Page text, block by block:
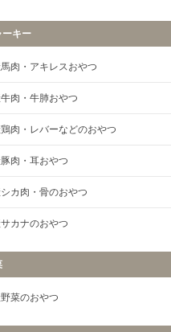
ーキー
馬肉・アキレスおやつ
牛肉・牛肺おやつ
鶏肉・レバーなどのおやつ
肉・耳おやつ
シカ肉・骨のおやつ
カナのおやつ
菜のおやつ